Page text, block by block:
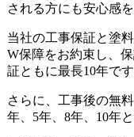
される方にも安心感
当社の工事保証と塗
W保障をお約束し、
証ともに最長10年です
さらに、工事後の無
年、5年、8年、10年